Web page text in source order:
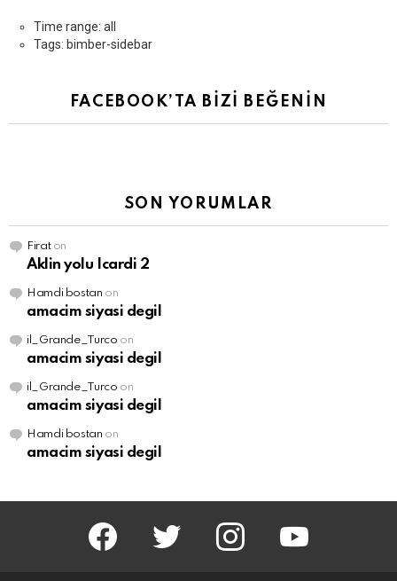
Time range: all
Tags: bimber-sidebar
FACEBOOK’TA BİZİ BEĞENİN
SON YORUMLAR
Firaton
Aklin yolu Icardi 2
Hamdi bostan on
amacim siyasi degil
il_Grande_Turco on
amacim siyasi degil
il_Grande_Turco on
amacim siyasi degil
Hamdi bostan on
amacim siyasi degil
facebook twitter instagram youtube